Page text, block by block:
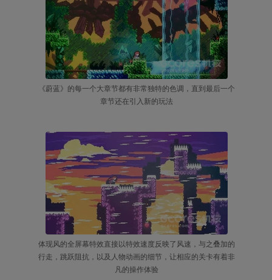
《蔚蓝》的每一个大章节都有非常独特的色调，直到最后一个
章节还在引入新的玩法
体现风的全屏幕特效直接以特效速度反映了风速，与之叠加的
行走，跳跃阻抗，以及人物动画的细节，让相应的关卡有着非
凡的操作体验